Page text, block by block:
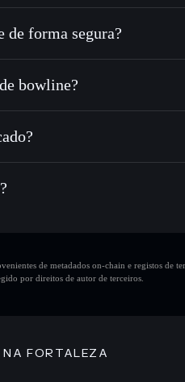
ao longo do tempo em
BOWLINE sem associar
de Privacidade
de forma segura?
carteira não-custodial
bowline?
bowline
de metadados on-chain e registos de
por direitos de autor de terceiros.
NA FORTALEZA